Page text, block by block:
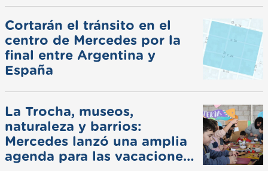
Cortarán el tránsito en el
centro de Mercedes por la
final entre Argentina y
España
La Trocha, museos,
naturaleza y barrios:
Mercedes lanzó una amplia
agenda para las vacaciones